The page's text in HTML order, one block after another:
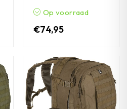
Op voorraad
€74,95